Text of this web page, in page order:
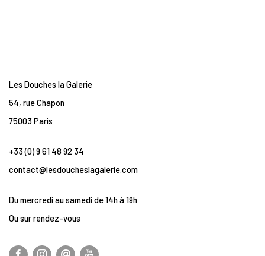
Les Douches la Galerie
54, rue Chapon
75003 Paris
+33 (0) 9 61 48 92 34
contact@lesdoucheslagalerie.com
Du mercredi au samedi de 14h à 19h
Ou sur rendez-vous